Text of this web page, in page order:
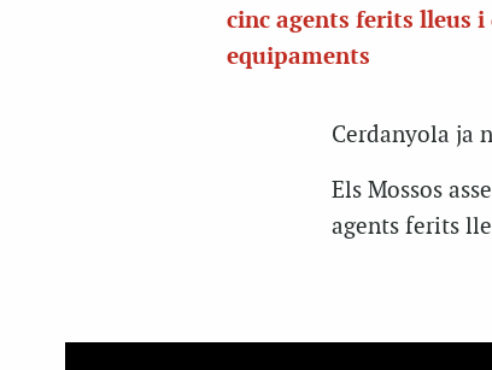
cinc agents ferits lleus i
equipaments
Cerdanyola ja
Els Mossos
agents ferits